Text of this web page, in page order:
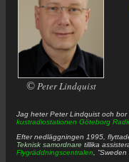
© Peter Lindquist
Jag heterPeter Lindquist och bor
kustradiostationen Göteborg
Efter nedläggningen 1995,
Teknisk samordnare tillika
Flygräddningscentralen ,